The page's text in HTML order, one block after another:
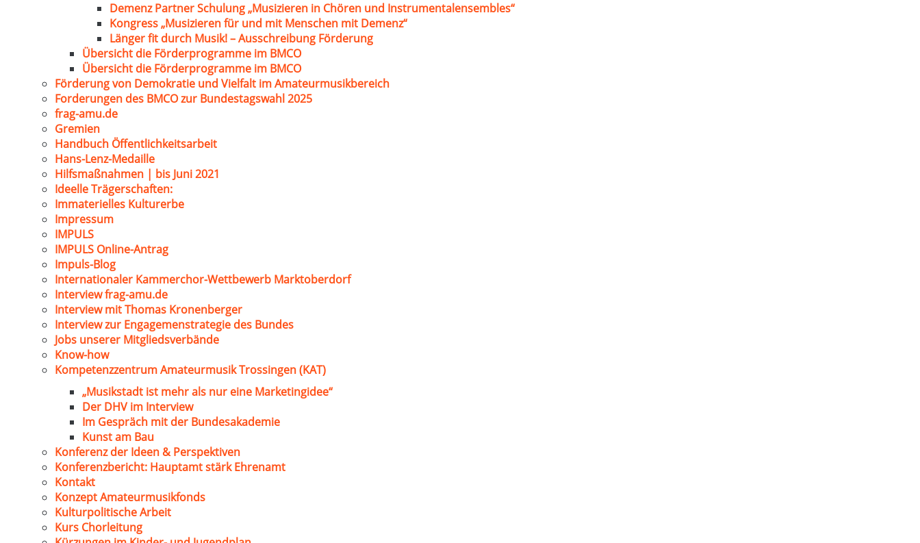
Demenz Partner Schulung „Musizieren in Chören und Instrumentalensembles“
Kongress „Musizieren für und mit Menschen mit Demenz“
Länger fit durch Musik! – Ausschreibung Förderung
Übersicht die Förderprogramme im BMCO
Übersicht die Förderprogramme im BMCO
Förderung von Demokratie und Vielfalt im Amateurmusikbereich
Forderungen des BMCO zur Bundestagswahl 2025
frag-amu.de
Gremien
Handbuch Öffentlichkeitsarbeit
Hans-Lenz-Medaille
Hilfsmaßnahmen | bis Juni 2021
Ideelle Trägerschaften:
Immaterielles Kulturerbe
Impressum
IMPULS
IMPULS Online-Antrag
Impuls-Blog
Internationaler Kammerchor-Wettbewerb Marktoberdorf
Interview frag-amu.de
Interview mit Thomas Kronenberger
Interview zur Engagemenstrategie des Bundes
Jobs unserer Mitgliedsverbände
Know-how
Kompetenzzentrum Amateurmusik Trossingen (KAT)
„Musikstadt ist mehr als nur eine Marketingidee“
Der DHV im Interview
Im Gespräch mit der Bundesakademie
Kunst am Bau
Konferenz der Ideen & Perspektiven
Konferenzbericht: Hauptamt stärk Ehrenamt
Kontakt
Konzept Amateurmusikfonds
Kulturpolitische Arbeit
Kurs Chorleitung